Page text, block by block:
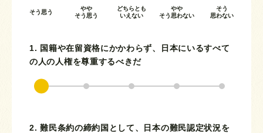
そう思う
やや
そう思う
どちらとも
いえない
やや
そう思わない
そう
思わない
1. 国籍や在留資格にかかわらず、日本にいるすべて
の人の人権を尊重するべきだ
2. 難民条約の締約国として、日本の難民認定状況を